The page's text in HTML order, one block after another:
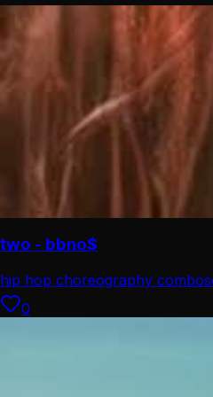
two - bbno$
hip hop choreography combo
0